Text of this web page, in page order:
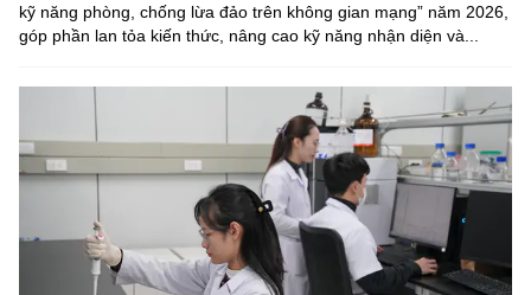
kỹ năng phòng, chống lừa đảo trên không gian mạng” năm 2026,
góp phần lan tỏa kiến thức, nâng cao kỹ năng nhận diện và...